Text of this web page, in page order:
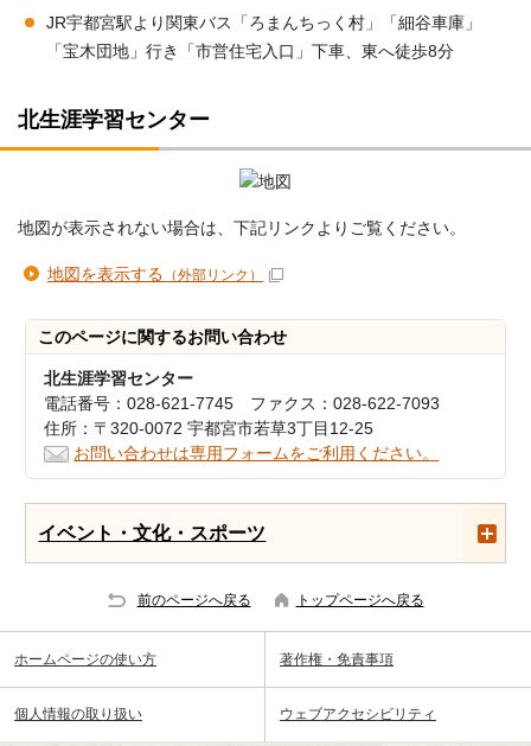
JR宇都宮駅より関東バス「ろまんちっく村」「細谷車庫」
「宝木団地」行き「市営住宅入口」下車、東へ徒歩8分
北生涯学習センター
地図が表示されない場合は、下記リンクよりご覧ください。
地図を表示する （外部リンク）
このページに関するお問い合わせ
北生涯学習センター
電話番号：028-621-7745 ファクス：028-622-7093
住所：〒320-0072 宇都宮市若草3丁目12-25
お問い合わせは専用フォームをご利用ください。
イベント・文化・スポーツ
前のページへ戻る トップページへ戻る
ホームページの使い方 著作権・免責事項
個人情報の取り扱い ウェブアクセシビリティ